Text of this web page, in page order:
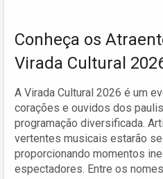
Conheça os
Virada Cultural
A Virada Cultural 2026 é um
corações e ouvidos dos
programação diversificada.
vertentes musicais estarão
proporcionando momentos
espectadores. Entre os